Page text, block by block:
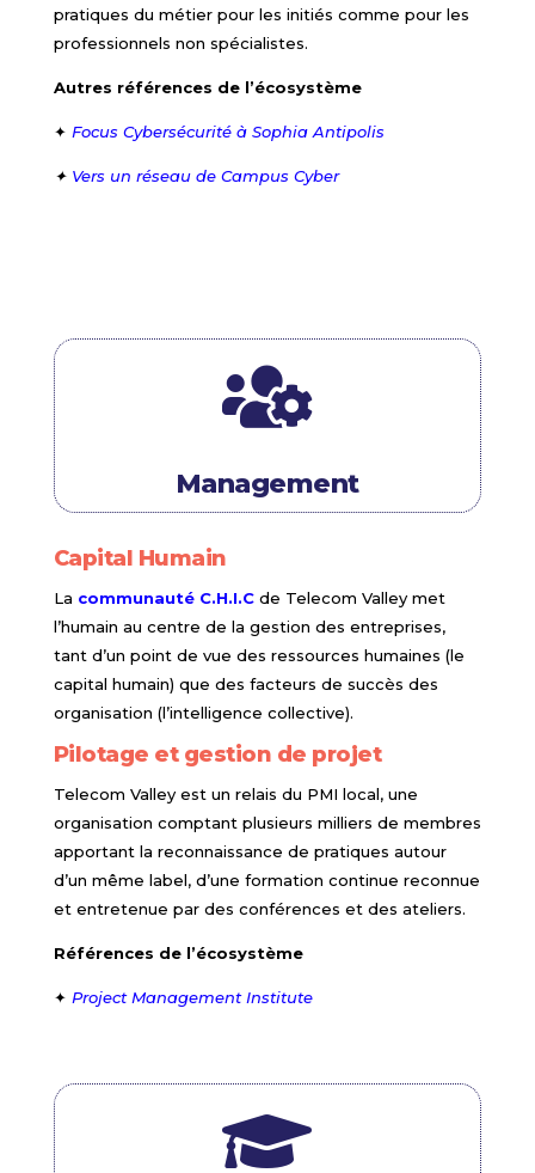
pratiques du métier pour les initiés comme pour les
professionnels non spécialistes.
Autres références de l’écosystème
✦ Focus Cybersécurité à Sophia Antipolis
✦ Vers un réseau de Campus Cyber

Management
Capital Humain
La communauté C.H.I.Cde Telecom Valley met
l’humain au centre de la gestion des entreprises,
tant d’un point de vue des ressources humaines (le
capital humain) que des facteurs de succès des
organisation (l’intelligence collective).
Pilotage et gestion de projet
Telecom Valley est un relais du PMI local, une
organisation comptant plusieurs milliers de membres
apportant la reconnaissance de pratiques autour
d’un même label, d’une formation continue reconnue
et entretenue par des conférences et des ateliers.
Références de l’écosystème
✦ Project Management Institute
